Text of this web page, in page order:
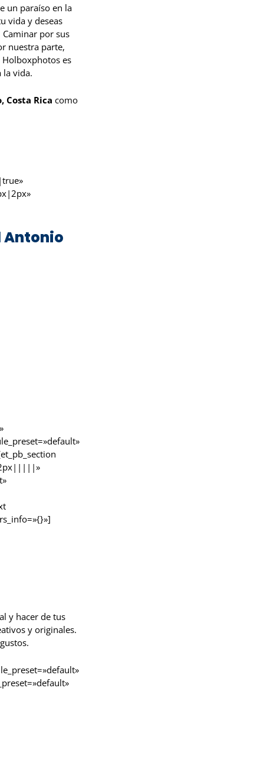
un paraíso en la
vida y deseas
por sus
nuestra parte,
Holboxphotos es
la vida.
Costa Rica como
Antonio
y hacer de tus
y originales.